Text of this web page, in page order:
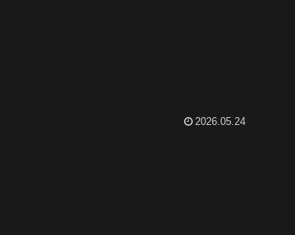
2026.05.24